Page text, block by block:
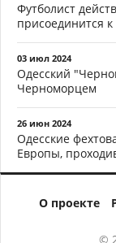
Футболист
присоединится
03 июл 2024
Одесский
Черноморцем
26 июн 2024
Одесские
Европы,
О проекте
©